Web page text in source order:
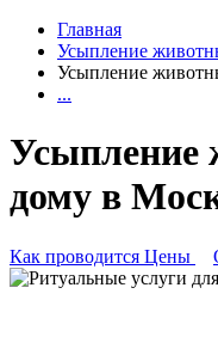
Главная
Усыпление
Усыпление
...
Усыпление
дому в
Как проводится Цены